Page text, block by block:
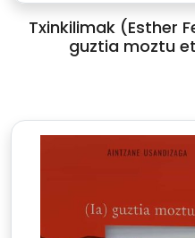
Txinkilimak (Esther
guztia moztu